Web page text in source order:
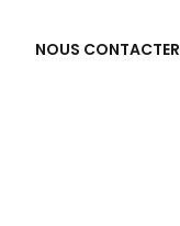
NOUS CONTACTER